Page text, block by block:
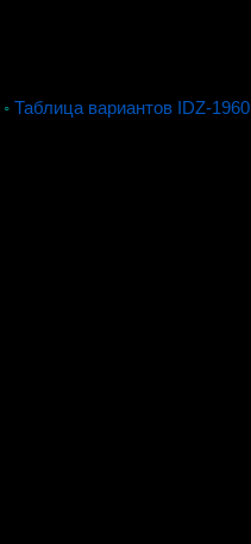
◦ Таблица вариантов IDZ-1960